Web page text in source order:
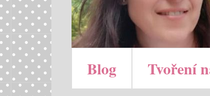
Blog Tvoření